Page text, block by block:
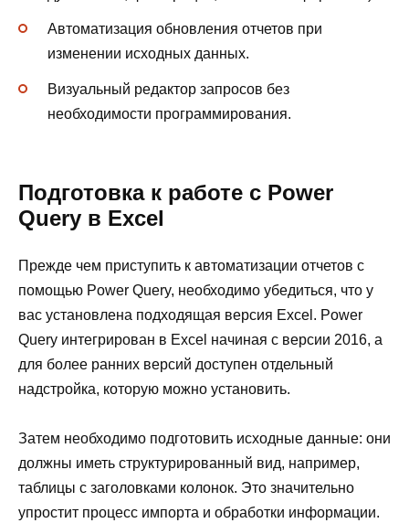
Автоматизация обновления отчетов при
изменении исходных данных.
Визуальный редактор запросов без
необходимости программирования.
Подготовка к работе с Power
Query в Excel
Прежде чем приступить к автоматизации отчетов с
помощью Power Query, необходимо убедиться, что у
вас установлена подходящая версия Excel. Power
Query интегрирован в Excel начиная с версии 2016, а
для более ранних версий доступен отдельный
надстройка, которую можно установить.
Затем необходимо подготовить исходные данные: они
должны иметь структурированный вид, например,
таблицы с заголовками колонок. Это значительно
упростит процесс импорта и обработки информации.